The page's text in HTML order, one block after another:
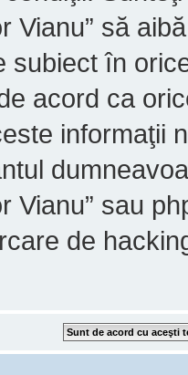
Vianu” să
subiect în
acord ca
informaţii
Vianu” sau
de